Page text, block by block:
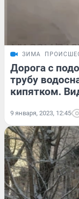
ЗИМА
Дорога с
трубу
кипятком.
9 января, 2023, 12:45